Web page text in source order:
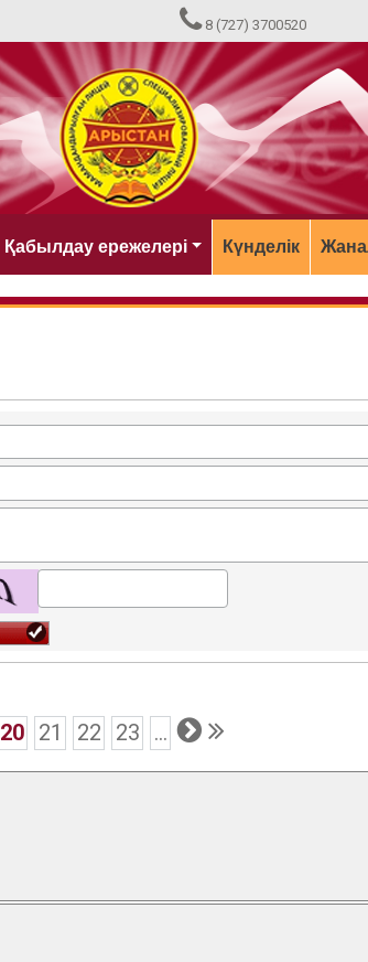
8 (727) 3700520
Қабылдау ережелері Күнделік
20 21 22 23 ...